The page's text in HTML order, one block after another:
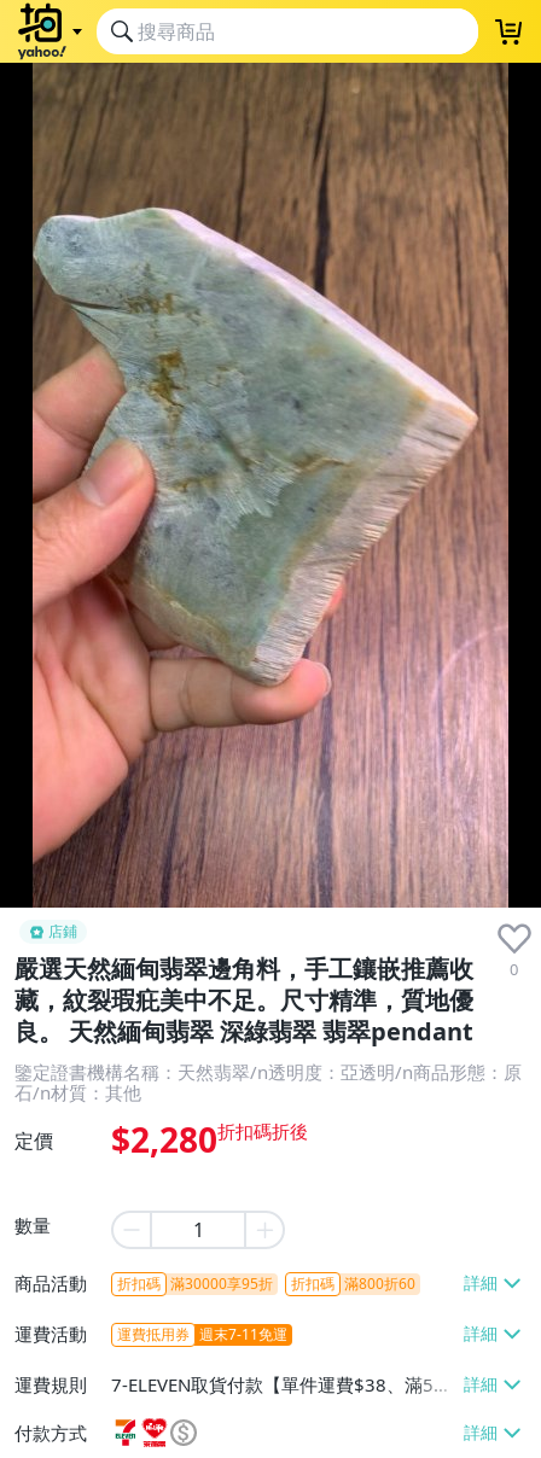
店鋪
嚴選天然緬甸翡翠邊角料，手工鑲嵌推薦收
藏，紋裂瑕疪美中不足。尺寸精準，質地優
良。 天然緬甸翡翠 深綠翡翠 翡翠pendant
0
鑒定證書機構名稱：天然翡翠/n透明度：亞透明/n商品形態：原
石/n材質：其他
定價 $2,280
數量
商品活動 折扣碼 滿30000享95折 折扣碼 滿800折60
運費活動 運費抵用券 週末7-11免運
運費規則
7-ELEVEN取貨付款【單件運費$38、滿5件
或消費滿$1298免運費】、7-ELEVEN取貨
不付款【免運費】、萊爾富取貨付款【單件
付款方式